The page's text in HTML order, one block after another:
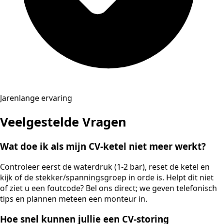
Jarenlange ervaring
Veelgestelde Vragen
Wat doe ik als mijn CV-ketel niet meer werkt?
Controleer eerst de waterdruk (1-2 bar), reset de ketel en
kijk of de stekker/spanningsgroep in orde is. Helpt dit niet
of ziet u een foutcode? Bel ons direct; we geven telefonisch
tips en plannen meteen een monteur in.
Hoe snel kunnen jullie een CV-storing